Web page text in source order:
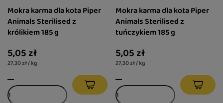
Mokra karma dla kota Piper
Animals Sterilised z
królikiem 185 g
5,05 zł
27,30 zł / kg
Mokra karma dla kota Piper
Animals Sterilised z
tuńczykiem 185 g
5,05 zł
27,30 zł / kg